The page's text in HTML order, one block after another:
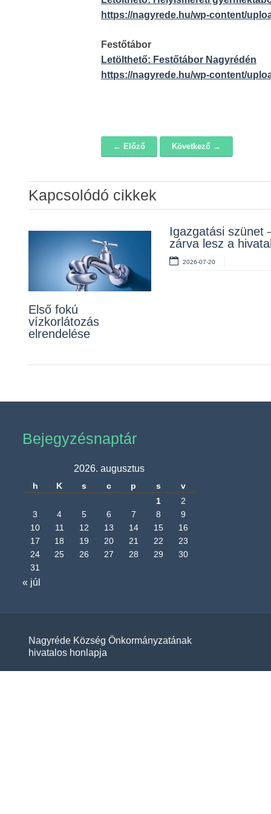
https://nagyrede.hu/wp-content/
Festőtábor
Letölthető: Festőtábor Nagyrédén
https://nagyrede.hu/wp-content/
← Előző Következő →
Kapcsolódó cikkek
Első fokú
vízkorlátozás
elrendelése
Igazgatási szünet
zárva lesz a hivatal
2026-07-20
Álláspályázat –
konyhai kisegítő
2026-07-20
Lakossági fórum
Erzsébet téri fákról
2026-07-10
Bejegyzésnaptár
2026. augusztus
h K s c p s
v
1
2
3
4 5 6 7 8
9
10
11 12 13 14 15
16
17
18 19 20 21 22
23
24
25 26 27 28 29
30
31
« júl
Nagyréde Község Önkormányzatának
hivatalos honlapja